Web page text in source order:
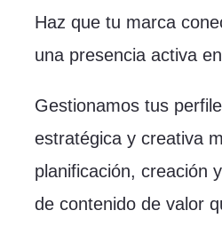
Haz que tu marca
una presencia activa
Gestionamos tus
estratégica y creativa
planificación, creación
de contenido de valor